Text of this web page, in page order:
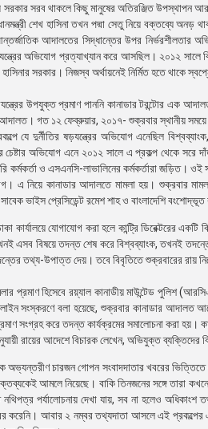
সরকার সরব থাকলে কিছু মানুষের অতিরঞ্জিত উপস্থাপন আর
শেখ হাসিনা তখন পদ্মা সেতু নিয়ে বক্তব্যে
আদালতের সিদ্ধান্তের উপর নির্ভরশীলতার
অভিযোগ প্রত্যাখ্যান করে আসছিল। ২০১২ সালে
সরকার। নিজস্ব অর্থায়নেই নির্মিত হতে থাকে
উপযুক্ত প্রমাণ পাননি কানাডার টরন্টোর এক
আদালত। গত ১২ ফেব্রুয়ার, ২০১৭- শুক্রবার স্থানীয়
যে দুর্নীতির ষড়যন্ত্রের অভিযোগ এনেছিল
চেষ্টার অভিযোগ এনে ২০১২ সালে এ প্রকল্প থেকে সরে
কর্মকর্তা ও এসএনসি-লাভালিনের কর্মকর্তারা জড়িত।
এ নিয়ে কানাডার আদালতে মামলা হয়। শুক্রবার
ভাইস প্রেসিডেন্ট রমেশ শাহ ও বাংলাদেশি
কার্যালয়ে যোগাযোগ করা হলে কান্ট্রি ডিরেক্টরের
এসব বিষয়ে তদন্ত শেষ করে বিশ্বব্যাংক, তখনই
তথ্য-উপাত্ত দেয়। তবে বিবৃতিতে শুক্রবারের রায়
প্রমাণ হিসেবে রয়্যাল কানাডীয় মাউন্টেড পুলিশ
সংস্করণে বলা হয়েছে, শুক্রবার কানাডার আদালত
সংগ্রহ করে তদন্ত কার্যক্রমের সমালোচনা করা হয়।
রায়ের আদেশে বিচারক লেখেন, অভিযুক্ত
অভ্যন্তরীণ চারজন গোপন সংবাদদাতার খবরের
আমলে নিয়েছে। বাকি তিনজনের সঙ্গে তারা
পর্যালোচনায় দেখা যায়, সব না হলেও
করেনি। আবার ২ নম্বর তথ্যদাতা আসলে এই